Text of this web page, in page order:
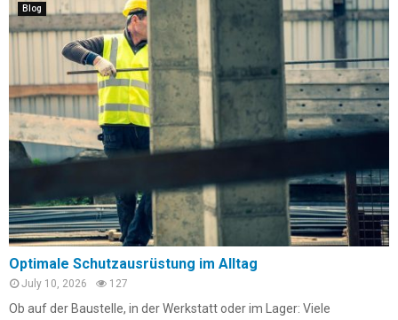
Blog
Optimale Schutzausrüstung im Alltag
July 10, 2026 127
Ob auf der Baustelle, in der Werkstatt oder im Lager: Viele